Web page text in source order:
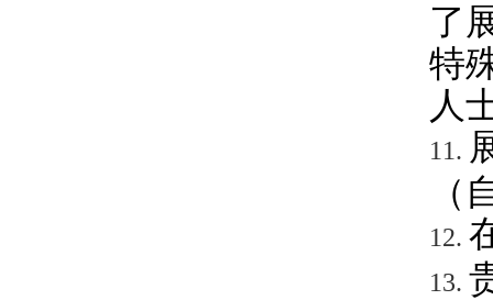
了
特
人
11.
（
12.
13.